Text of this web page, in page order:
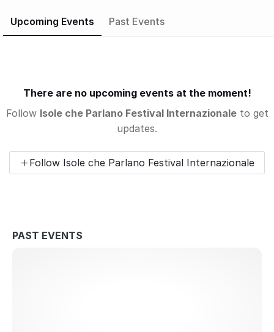
Upcoming Events Past Events
There are no upcoming events at the moment!
Follow Isole che Parlano Festival Internazionaleto get
updates.
Follow Isole che Parlano Festival Internazionale
PAST EVENTS